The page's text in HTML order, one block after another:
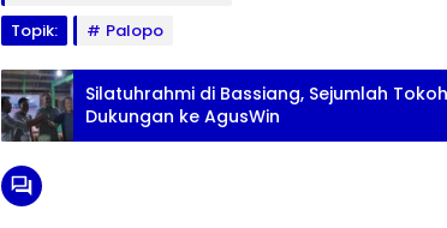
Topik:
Palopo
Silatuhrahmi di Bassiang, Sejumlah
Dukungan ke AgusWin